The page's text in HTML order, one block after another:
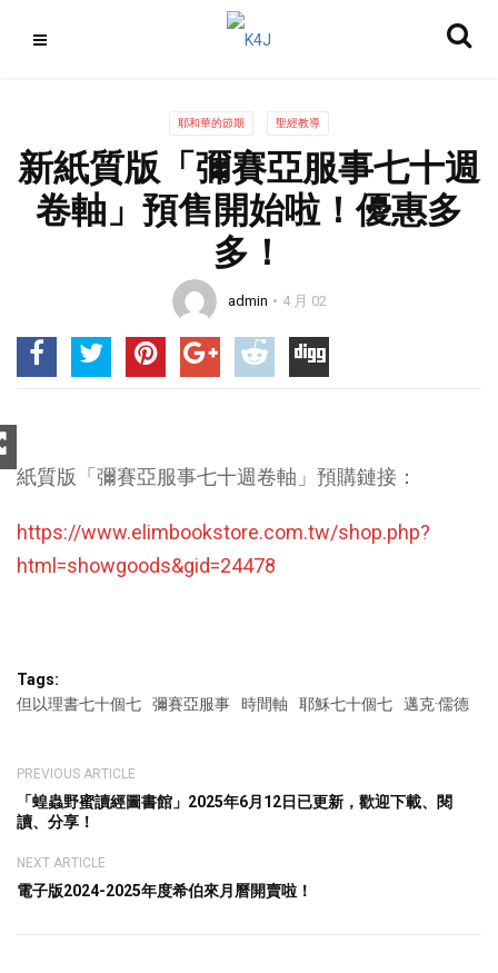
耶和華的節期 聖經教導
新紙質版「彌賽亞服事七十週
卷軸」預售開始啦！優惠多
多！
admin 4 月 02
紙質版「彌賽亞服事七十週卷軸」預購鏈接：
https://www.elimbookstore.com.tw/shop.php?
html=showgoods&gid=24478
Tags:
但以理書七十個七
彌賽亞服事 時間軸 耶穌七十個七 邁克·儒德
PREVIOUS ARTICLE
「蝗蟲野蜜讀經圖書館」2025年6月12日已更新，歡迎下載、閱
讀、分享！
NEXT ARTICLE
電子版2024-2025年度希伯來月曆開賣啦！